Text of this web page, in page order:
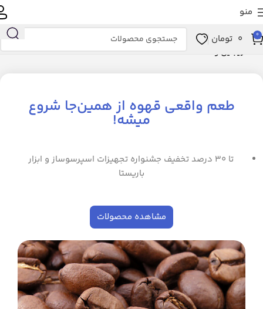
منو
0
0 تومان
زیبایی و سلامت
طعم واقعی قهوه از همین‌جا شروع
میشه!
تا ۳۰ درصد تخفیف جشنواره تجهیزات اسپرسوساز و ابزار
باریستا
مشاهده محصولات